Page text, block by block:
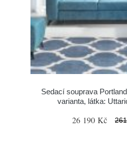
Sedací souprava
varianta, látka:
26 190 Kč